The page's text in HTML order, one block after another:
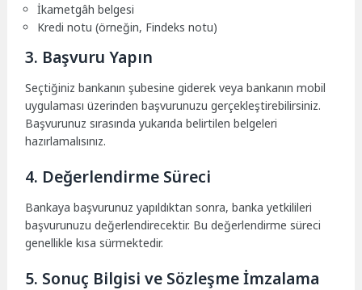
İkametgâh belgesi
Kredi notu (örneğin, Findeks notu)
3. Başvuru Yapın
Seçtiğiniz bankanın şubesine giderek veya bankanın mobil
uygulaması üzerinden başvurunuzu gerçekleştirebilirsiniz.
Başvurunuz sırasında yukarıda belirtilen belgeleri
hazırlamalısınız.
4. Değerlendirme Süreci
Bankaya başvurunuz yapıldıktan sonra, banka yetkilileri
başvurunuzu değerlendirecektir. Bu değerlendirme süreci
genellikle kısa sürmektedir.
5. Sonuç Bilgisi ve Sözleşme İmzalama